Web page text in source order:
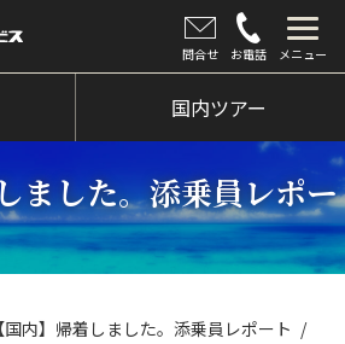
問合せ お電話 メニュー
国内ツアー
ました。添乗員レポー
【国内】帰着しました。添乗員レポート